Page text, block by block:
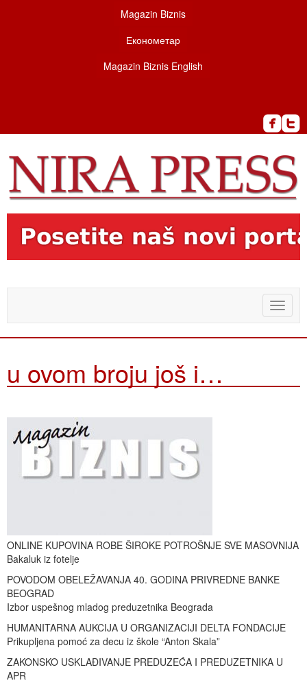
Magazin Biznis
Економетар
Magazin Biznis English
Toggle
u ovom broju još i…
ONLINE KUPOVINA ROBE ŠIROKE POTROŠNJE SVE MASOVNIJA
Bakaluk iz fotelje
POVODOM OBELEŽAVANJA 40. GODINA PRIVREDNE BANKE
BEOGRAD
Izbor uspešnog mladog preduzetnika Beograda
HUMANITARNA AUKCIJA U ORGANIZACIJI DELTA FONDACIJE
Prikupljena pomoć za decu iz škole “Anton Skala”
ZAKONSKO USKLAĐIVANJE PREDUZEĆA I PREDUZETNIKA U
APR